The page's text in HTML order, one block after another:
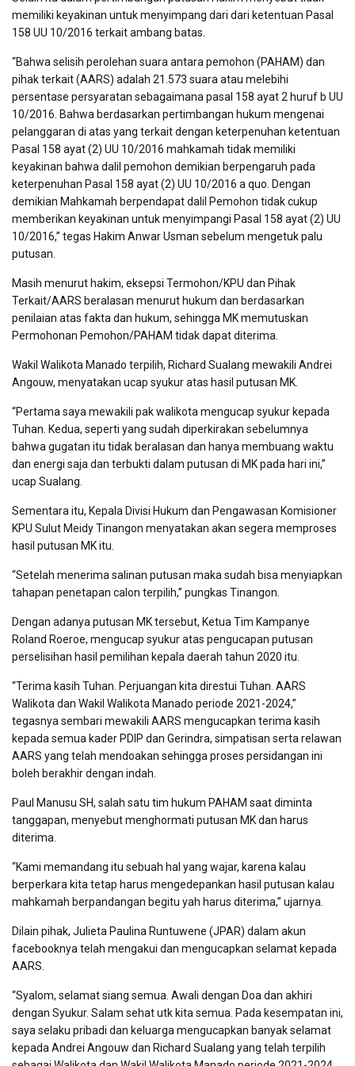
memiliki keyakinan untuk menyimpang dari dari ketentuan Pasal
158 UU 10/2016 terkait ambang batas.
“Bahwa selisih perolehan suara antara pemohon (PAHAM) dan
pihak terkait (AARS) adalah 21.573 suara atau melebihi
persentase persyaratan sebagaimana pasal 158 ayat 2 huruf b UU
10/2016. Bahwa berdasarkan pertimbangan hukum mengenai
pelanggaran di atas yang terkait dengan keterpenuhan ketentuan
Pasal 158 ayat (2) UU 10/2016 mahkamah tidak memiliki
keyakinan bahwa dalil pemohon demikian berpengaruh pada
keterpenuhan Pasal 158 ayat (2) UU 10/2016 a quo. Dengan
demikian Mahkamah berpendapat dalil Pemohon tidak cukup
memberikan keyakinan untuk menyimpangi Pasal 158 ayat (2) UU
10/2016,” tegas Hakim Anwar Usman sebelum mengetuk palu
putusan.
Masih menurut hakim, eksepsi Termohon/KPU dan Pihak
Terkait/AARS beralasan menurut hukum dan berdasarkan
penilaian atas fakta dan hukum, sehingga MK memutuskan
Permohonan Pemohon/PAHAM tidak dapat diterima.
Wakil Walikota Manado terpilih, Richard Sualang mewakili Andrei
Angouw, menyatakan ucap syukur atas hasil putusan MK.
“Pertama saya mewakili pak walikota mengucap syukur kepada
Tuhan. Kedua, seperti yang sudah diperkirakan sebelumnya
bahwa gugatan itu tidak beralasan dan hanya membuang waktu
dan energi saja dan terbukti dalam putusan di MK pada hari ini,”
ucap Sualang.
Sementara itu, Kepala Divisi Hukum dan Pengawasan Komisioner
KPU Sulut Meidy Tinangon menyatakan akan segera memproses
hasil putusan MK itu.
“Setelah menerima salinan putusan maka sudah bisa menyiapkan
tahapan penetapan calon terpilih,” pungkas Tinangon.
Dengan adanya putusan MK tersebut, Ketua Tim Kampanye
Roland Roeroe, mengucap syukur atas pengucapan putusan
perselisihan hasil pemilihan kepala daerah tahun 2020 itu.
“Terima kasih Tuhan. Perjuangan kita direstui Tuhan. AARS
Walikota dan Wakil Walikota Manado periode 2021-2024,”
tegasnya sembari mewakili AARS mengucapkan terima kasih
kepada semua kader PDIP dan Gerindra, simpatisan serta relawan
AARS yang telah mendoakan sehingga proses persidangan ini
boleh berakhir dengan indah.
Paul Manusu SH, salah satu tim hukum PAHAM saat diminta
tanggapan, menyebut menghormati putusan MK dan harus
diterima.
“Kami memandang itu sebuah hal yang wajar, karena kalau
berperkara kita tetap harus mengedepankan hasil putusan kalau
mahkamah berpandangan begitu yah harus diterima,” ujarnya.
Dilain pihak, Julieta Paulina Runtuwene (JPAR) dalam akun
facebooknya telah mengakui dan mengucapkan selamat kepada
AARS.
“Syalom, selamat siang semua. Awali dengan Doa dan akhiri
dengan Syukur. Salam sehat utk kita semua. Pada kesempatan ini,
saya selaku pribadi dan keluarga mengucapkan banyak selamat
kepada Andrei Angouw dan Richard Sualang yang telah terpilih